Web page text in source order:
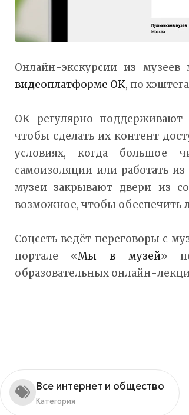
Онлайн-экскурсии из
видеоплатформе ОК, по
ОК регулярно поддерживают
чтобы сделать их контент
условиях, когда большое
самоизоляции или работать
музеи закрывают двери из
возможное, чтобы обеспечить
Соцсеть ведёт переговоры с
портале «Мы в музей»
образовательных онлайн-
Все интернет и общество
Категория